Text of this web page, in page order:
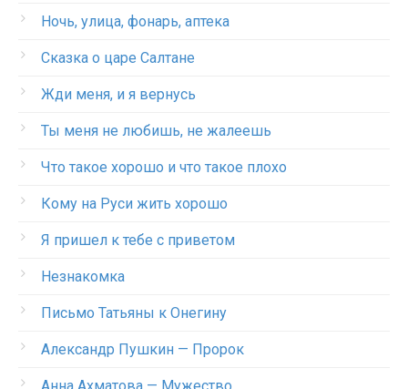
Ночь, улица, фонарь, аптека
Сказка о царе Салтане
Жди меня, и я вернусь
Ты меня не любишь, не жалеешь
Что такое хорошо и что такое плохо
Кому на Руси жить хорошо
Я пришел к тебе с приветом
Незнакомка
Письмо Татьяны к Онегину
Александр Пушкин — Пророк